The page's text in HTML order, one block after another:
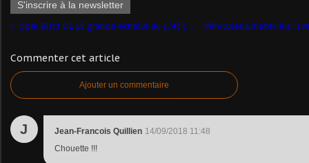
S'inscrire à la newsletter
Opel Blitz DL 18 grande échelle au 1/43 (Hachette/Ixo)
Commenter cet article
Ajouter un commentaire
J Jean-Francois Quillien 14/09/2018 11:48
Chouette !!!